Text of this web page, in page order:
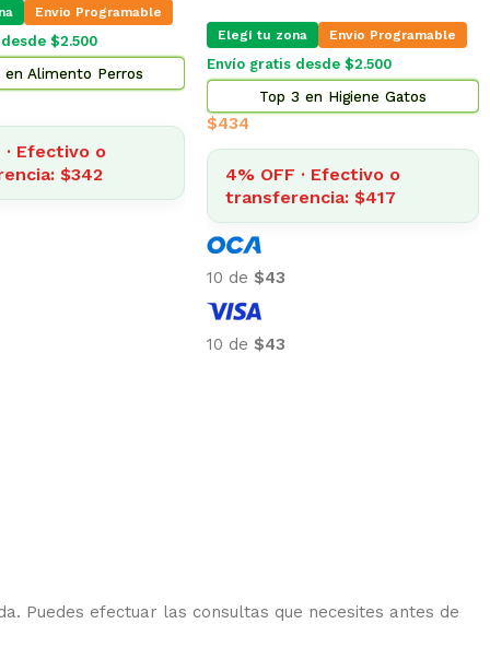
zona Envio Programable
desde $2.500
5 en Alimento Gatos
· Efectivo o
$1.934
Elegí tu zona Envio Programable
Envío gratis desde $2.500
Top 13 en Higiene Gatos
$483
15% OFF · Efectivo o
transferencia: $410
10 de$48
10 de$48
Puedes efectuar las consultas que necesites antes de